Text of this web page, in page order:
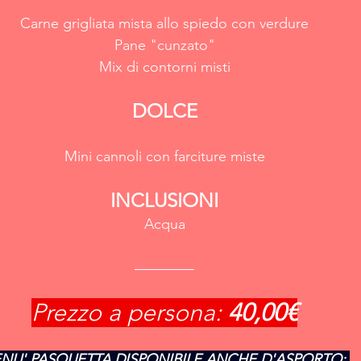
Carne grigliata mista allo spiedo con verdure
Pane "cunzato"
Mix di contorni misti
DOLCE
Mini cannoli con farciture miste
INCLUSIONI
Acqua
Prezzo a persona: 40,00€